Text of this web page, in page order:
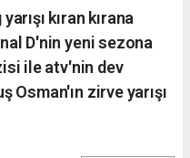
kıran kırana
D'nin yeni sezona
ile atv'nin dev
Osman'ın zirve yarışı